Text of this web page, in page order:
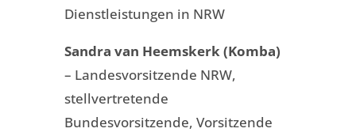
Dienstleistungen in NRW
Sandra van Heemskerk (Komba)
– Landesvorsitzende NRW,
stellvertretende
Bundesvorsitzende, Vorsitzende